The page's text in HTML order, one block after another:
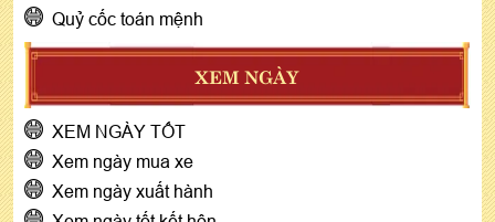
Quỷ cốc toán mệnh
XEM NGÀY
XEM NGÀY TỐT
Xem ngày mua xe
Xem ngày xuất hành